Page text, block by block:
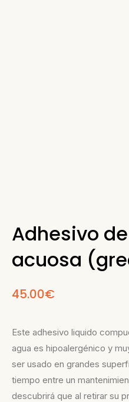
Adhesivo
acuosa
45.00€
Este adhesivo liquido
agua es hipoalergénico y
ser usado en grandes
tiempo entre un
descubrirá que al retirar su